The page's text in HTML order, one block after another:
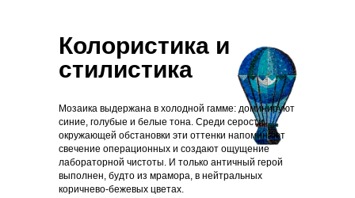
Колористика и
стилистика
Мозаика выдержана в холодной гамме: доминируют
синие, голубые и белые тона. Среди серости
окружающей обстановки эти оттенки напоминают
свечение операционных и создают ощущение
лабораторной чистоты. И только античный герой
выполнен, будто из мрамора, в нейтральных
коричнево-бежевых цветах.